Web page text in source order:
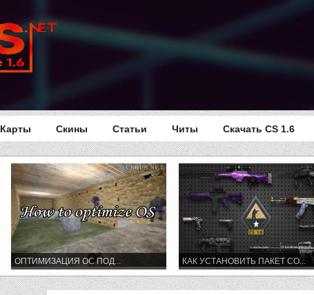
Карты Скины Статьи Читы Скачать CS 1.6
ОПТИМИЗАЦИЯ ОС ПОД... КАК УСТАНОВИТЬ ПАКЕТ СО...